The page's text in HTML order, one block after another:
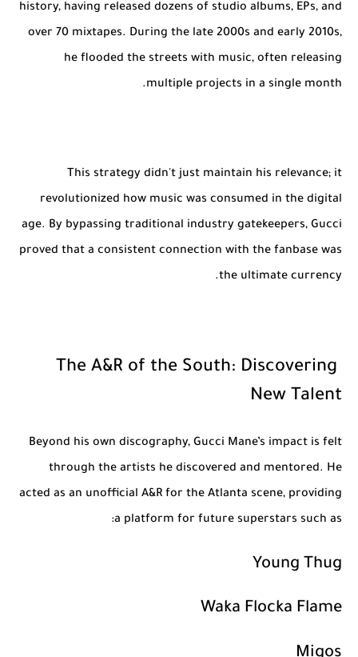
history, having released dozens of studio albums, EPs, and
over 70 mixtapes. During the late 2000s and early 2010s,
he flooded the streets with music, often releasing
multiple projects in a single month.
This strategy didn't just maintain his relevance; it
revolutionized how music was consumed in the digital
age. By bypassing traditional industry gatekeepers, Gucci
proved that a consistent connection with the fanbase was
the ultimate currency.
The A&R of the South: Discovering
New Talent
Beyond his own discography, Gucci Mane’s impact is felt
through the artists he discovered and mentored. He
acted as an unofficial A&R for the Atlanta scene, providing
a platform for future superstars such as:
Young Thug
Waka Flocka Flame
Migos